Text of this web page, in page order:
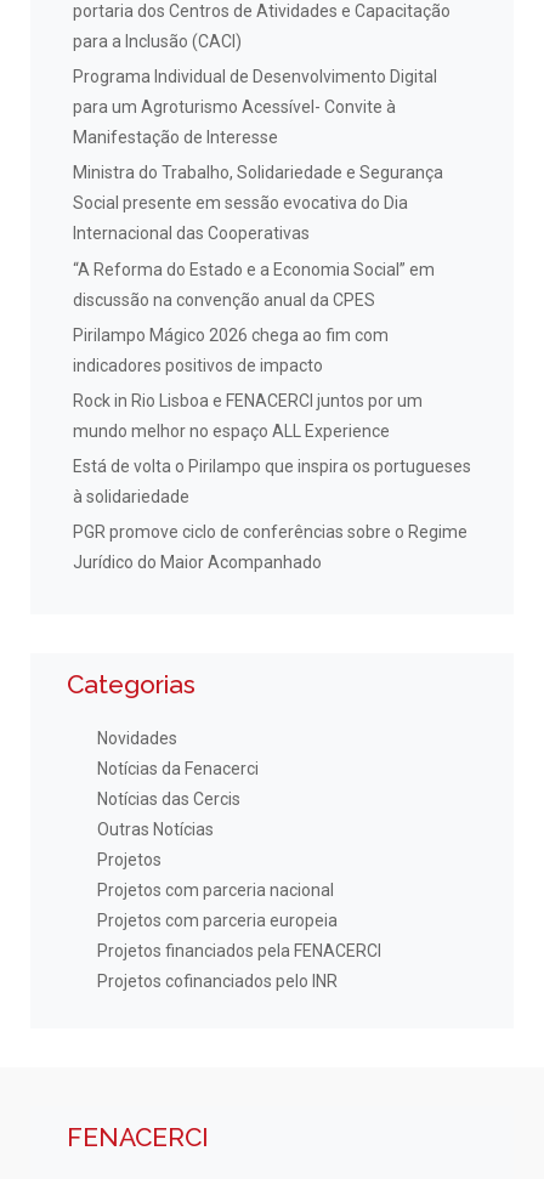
portaria dos Centros de Atividades e Capacitação
para a Inclusão (CACI)
Programa Individual de Desenvolvimento Digital
para um Agroturismo Acessível- Convite à
Manifestação de Interesse
Ministra do Trabalho, Solidariedade e Segurança
Social presente em sessão evocativa do Dia
Internacional das Cooperativas
“A Reforma do Estado e a Economia Social” em
discussão na convenção anual da CPES
Pirilampo Mágico 2026 chega ao fim com
indicadores positivos de impacto
Rock in Rio Lisboa e FENACERCI juntos por um
mundo melhor no espaço ALL Experience
Está de volta o Pirilampo que inspira os portugueses
à solidariedade
PGR promove ciclo de conferências sobre o Regime
Jurídico do Maior Acompanhado
Categorias
Novidades
Notícias da Fenacerci
Notícias das Cercis
Outras Notícias
Projetos
Projetos com parceria nacional
Projetos com parceria europeia
Projetos financiados pela FENACERCI
Projetos cofinanciados pelo INR
FENACERCI